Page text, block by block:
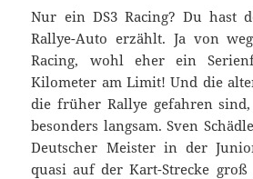
Nur ein DS3 Racing? Du hast
Rallye-Auto erzählt. Ja von
Racing, wohl eher ein
Kilometer am Limit! Und die
die früher Rallye gefahren
besonders langsam. Sven
Deutscher Meister in der
quasi auf der Kart-Strecke